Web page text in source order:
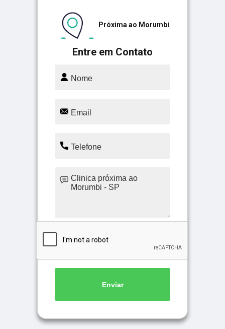
Entre em Contato
Próxima ao Morumbi
Enviar